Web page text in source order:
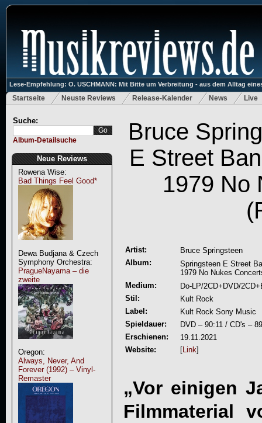
Lese-Empfehlung: O. USCHMANN: Mit Bitte um Verbreitung - aus dem Alltag
Startseite Neuste Reviews Release-Kalender News Live
Suche:
Album-Detailsuche
Neue Reviews
Rowena Wise:
Bad Things Feel Good*
Dewa Budjana & Czech
Symphony Orchestra:
PragueNayama – die
zweite
Oregon:
Always, Never, And
Forever (1992) – Vinyl-
Remaster
Bruce
E Street
1979 No
Artist:
Bruce Springsteen
Album:
Springsteen E Street
1979 No Nukes
Medium:
Do-LP/2CD+DVD/
Stil:
Kult Rock
Label:
Kult Rock Sony Music
Spieldauer:
DVD – 90:11 / CD's –
Erschienen:
19.11.2021
Website:
[Link]
„Vor einigen
Filmmaterial